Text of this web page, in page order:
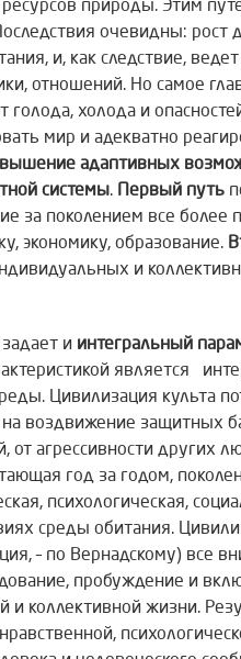
природы. Этим
очевидны: рост
и, как следствие,
отношений. Но самое
холода и
мир и адекватно
адаптивных
системы. Первый путь
за поколением все более
экономику, образование.
и
и интегральный
является
Цивилизация культа
воздвижение защитных
от агрессивности других
год за годом,
психологическая,
среды обитания.
– по Вернадскому) все
пробуждение и
коллективной жизни.